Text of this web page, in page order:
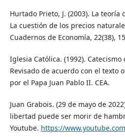
Hurtado Prieto, J. (2003). La
La cuestión de los precios
Cuadernos de Economía, 22(38),
Iglesia Católica. (1992).
Revisado de acuerdo con el texto
por el Papa Juan Pablo II. CEA.
Juan Grabois. (29 de mayo de
libertad puede ser morir de
Youtube. https://